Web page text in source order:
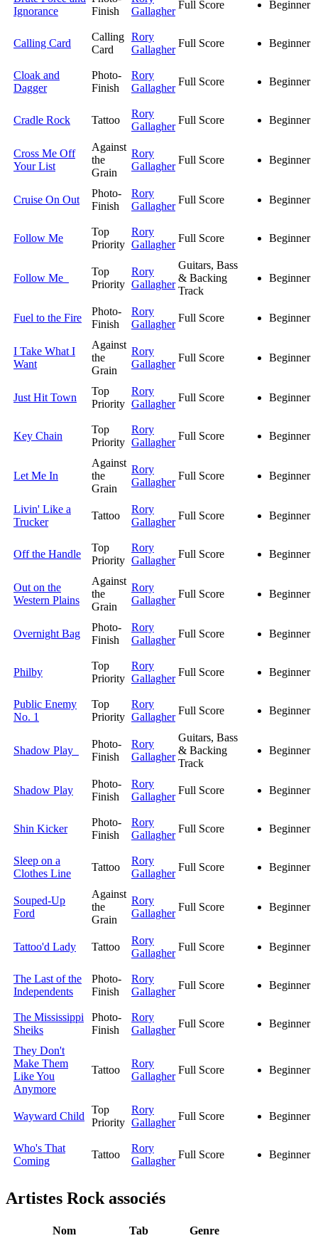
Ignorance
Finish
Gallagher
Full Score Beginner
Calling Card
Calling
Card
Rory
Gallagher
Full Score Beginner
Cloak and
Dagger
Photo-
Finish
Rory
Gallagher
Full Score Beginner
Cradle Rock Tattoo
Rory
Gallagher
Full Score Beginner
Cross Me Off
Your List
Against
the
Grain
Rory
Gallagher
Full Score Beginner
Cruise On Out
Photo-
Finish
Rory
Gallagher
Full Score Beginner
Follow Me
Top
Priority
Rory
Gallagher
Full Score Beginner
Follow Me
Top
Priority
Rory
Gallagher
Guitars, Bass
& Backing
Track
Beginner
Fuel to the Fire
Photo-
Finish
Rory
Gallagher
Full Score Beginner
I Take What I
Want
Against
the
Grain
Rory
Gallagher
Full Score Beginner
Just Hit Town
Top
Priority
Rory
Gallagher
Full Score Beginner
Key Chain
Top
Priority
Rory
Gallagher
Full Score Beginner
Let Me In
Against
the
Grain
Rory
Gallagher
Full Score Beginner
Livin' Like a
Trucker
Tattoo
Rory
Gallagher
Full Score Beginner
Off the Handle
Top
Priority
Rory
Gallagher
Full Score Beginner
Out on the
Western Plains
Against
the
Grain
Rory
Gallagher
Full Score Beginner
Overnight Bag
Photo-
Finish
Rory
Gallagher
Full Score Beginner
Philby
Top
Priority
Rory
Gallagher
Full Score Beginner
Public Enemy
No. 1
Top
Priority
Rory
Gallagher
Full Score Beginner
Shadow Play
Photo-
Finish
Rory
Gallagher
Guitars, Bass
& Backing
Track
Beginner
Shadow Play
Photo-
Finish
Rory
Gallagher
Full Score Beginner
Shin Kicker
Photo-
Finish
Rory
Gallagher
Full Score Beginner
Sleep on a
Clothes Line
Tattoo
Rory
Gallagher
Full Score Beginner
Souped-Up
Ford
Against
the
Grain
Rory
Gallagher
Full Score Beginner
Tattoo'd Lady Tattoo
Rory
Gallagher
Full Score Beginner
The Last of the
Independents
Photo-
Finish
Rory
Gallagher
Full Score Beginner
The Mississippi
Sheiks
Photo-
Finish
Rory
Gallagher
Full Score Beginner
They Don't
Make Them
Like You
Anymore
Tattoo
Rory
Gallagher
Full Score Beginner
Wayward Child
Top
Priority
Rory
Gallagher
Full Score Beginner
Who's That
Coming
Tattoo
Rory
Gallagher
Full Score Beginner
Artistes Rockassociés
Nom Tab
Genre